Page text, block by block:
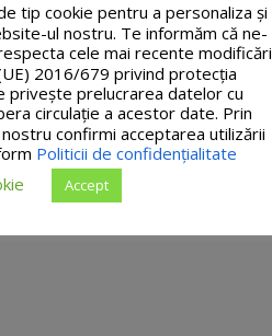
tip cookie pentru a personaliza și
ul nostru. Te informăm că ne-
cele mai recente modificări
2016/679 privind protecția
privește prelucrarea datelor cu
circulație a acestor date. Prin
confirmi acceptarea utilizării
Politicii de confidențialitate
Accept